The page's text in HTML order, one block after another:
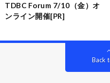
TDBC Forum 7/10（金）オ
ンライン開催[PR]
Back